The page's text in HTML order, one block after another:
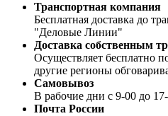
Транспортная компания
Бесплатная доставка до
"Деловые Линии"
Доставка собственным
Осуществляет бесплатно
другие регионы
Самовывоз
В рабочие дни с 9-00 до
Почта России